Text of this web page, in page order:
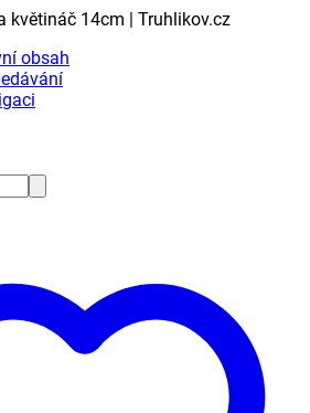
květináč 14cm | Truhlikov.cz
obsah